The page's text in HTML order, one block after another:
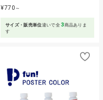
¥770 ～
サイズ・販売単位違いで全3商品ありま
す